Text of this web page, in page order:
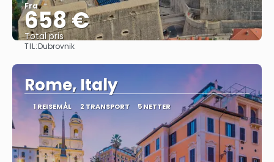
Fra
658 €
Total pris
TIL:Dubrovnik
Rome, Italy
1 REISEMÅL 2 TRANSPORT 5 NETTER